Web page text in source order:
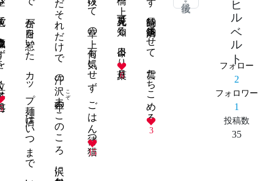
ヒルベルト
フォロー
2
フォロワー
1
投稿数
35
3
6
宵の風 熱さは抜けて 草の上 何も気にせず ごはん待つ猫
15
去年 こぞ
のこのころ 沢に気付かず